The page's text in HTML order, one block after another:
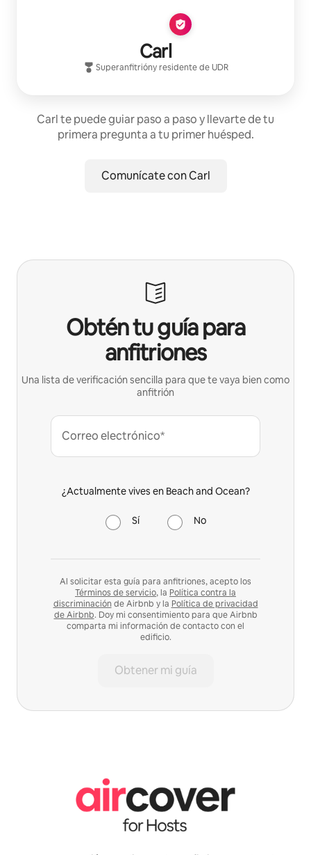
Carl
Superanfitrióny residente deUDR
Carl te puede guiar paso a paso y llevarte de tu
primera pregunta a tu primer huésped.
Comunícate con Carl
Obtén tu guía para
anfitriones
Una lista de verificación sencilla para que te vaya bien como
anfitrión
Correo electrónico*
¿Actualmente vives en Beach and Ocean?
Sí No
Al solicitar esta guía para anfitriones, acepto los
Términos de servicio, la Política contra la
discriminación de Airbnb y la Política de privacidad
de Airbnb. Doy mi consentimiento para que Airbnb
comparta mi información de contacto con el
edificio.
Obtener mi guía